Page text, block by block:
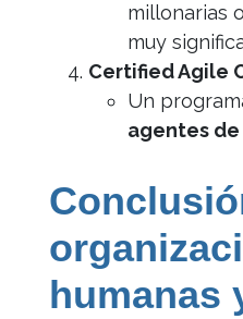
millonarias
muy
Certified Agile
Un
agentes
humanas